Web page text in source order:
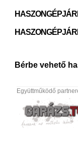
Bérbe vehető
Együttműködő